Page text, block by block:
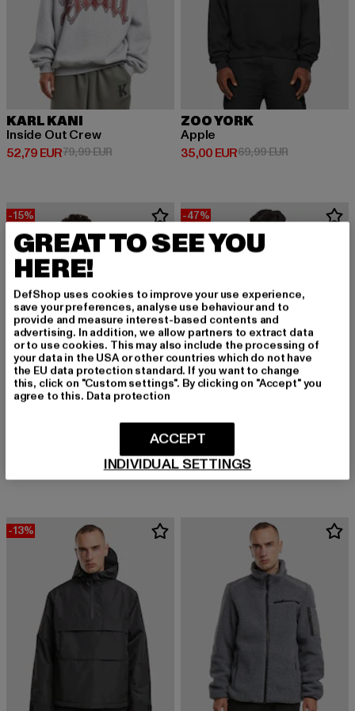
KARL KANI
Inside Out Crew
52,79 EUR
Derzeitiger Preis: 52,79 EUR
79,99 EURAktionspreis: 79,99 EUR
ZOO YORK
Apple
35,00 EUR
Derzeitiger Preis: 35,00 EUR
69,99 EURAktionspreis:
-15%
Derzeitiger Preis: 67,99 EUR
79,99 EURAktionspreis: 79,99 EUR
-47%
BRANDIT
31,79 EUR
Derzeitiger Preis: 31,79 EUR
59,99 EUR
-13%
GREAT TO SEE YOU
HERE!
DefShop uses cookies to improve your use experience,
save your preferences, analyse use behaviour and to
provide and measure interest-based contents and
advertising. In addition, we allow partners to extract data
or to use cookies. This may also include the processing of
your data in the USA or other countries which do not have
the EU data protection standard. If you want to change
this, click on "Custom settings". By clicking on "Accept" you
agree to this. Data protection
INDIVIDUAL SETTINGS
ACCEPT